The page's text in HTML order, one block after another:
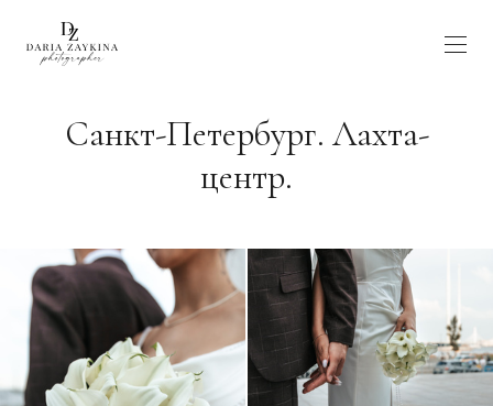
Санкт-Петербург. Лахта-
центр.